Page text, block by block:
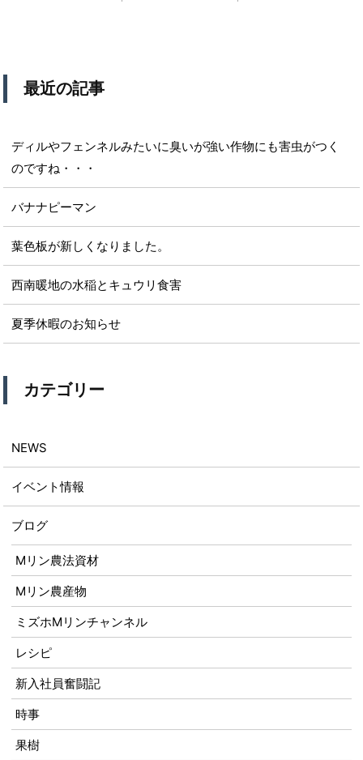
最近の記事
ディルやフェンネルみたいに臭いが強い作物にも害虫がつく
のですね・・・
バナナピーマン
葉色板が新しくなりました。
西南暖地の水稲とキュウリ食害
夏季休暇のお知らせ
カテゴリー
NEWS
イベント情報
ブログ
Mリン農法資材
Mリン農産物
ミズホMリンチャンネル
レシピ
新入社員奮闘記
時事
果樹